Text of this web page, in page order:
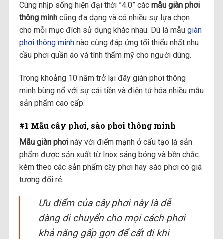
Cùng nhịp sống hiện đại thời ”4.0” các mẫu giàn phơi
thông minhcũng đa dạng và có nhiều sự lựa chọn
cho mỗi mục đích sử dụng khác nhau. Dù là mẫu giàn
phơi thông minhnào cũng đáp ứng tối thiểu nhất nhu
cầu phơi quần áo và tính thẩm mỹ cho người dùng.
Trong khoảng 10 năm trở lại đây giàn phơi thông
minh bùng nổ với sự cải tiền và điện tử hóa nhiều mẫu
sản phẩm cao cấp.
#1 Mẫu cây phơi, sào phơi thông minh
Mẫu giàn phơinày với điểm mạnh ở cấu tạo là sản
phẩm được sản xuất từ Inox sáng bóng và bền chắc.
kèm theo các sản phẩm cây phơi hay sào phơi có giá
tương đối rẻ.
Ưu điểm của cây phơi này là dễ
dàng di chuyển cho mọi cách phơi
khả năng gấp gọn để cất đi khi